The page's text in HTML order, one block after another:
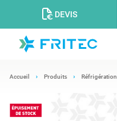
DEVIS
Accueil Produits Réfrigération